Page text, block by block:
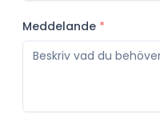
Meddelande *